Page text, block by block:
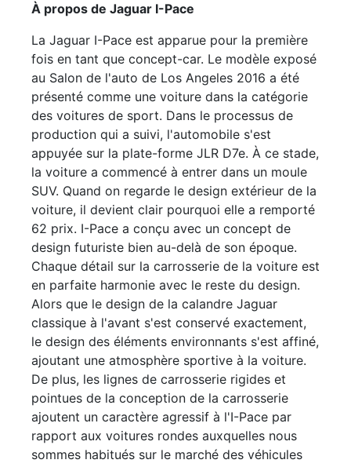
À propos de Jaguar I-Pace
La Jaguar I-Pace est apparue pour la première
fois en tant que concept-car. Le modèle exposé
au Salon de l'auto de Los Angeles 2016 a été
présenté comme une voiture dans la catégorie
des voitures de sport. Dans le processus de
production qui a suivi, l'automobile s'est
appuyée sur la plate-forme JLR D7e. À ce stade,
la voiture a commencé à entrer dans un moule
SUV. Quand on regarde le design extérieur de la
voiture, il devient clair pourquoi elle a remporté
62 prix. I-Pace a conçu avec un concept de
design futuriste bien au-delà de son époque.
Chaque détail sur la carrosserie de la voiture est
en parfaite harmonie avec le reste du design.
Alors que le design de la calandre Jaguar
classique à l'avant s'est conservé exactement,
le design des éléments environnants s'est affiné,
ajoutant une atmosphère sportive à la voiture.
De plus, les lignes de carrosserie rigides et
pointues de la conception de la carrosserie
ajoutent un caractère agressif à l'I-Pace par
rapport aux voitures rondes auxquelles nous
sommes habitués sur le marché des véhicules